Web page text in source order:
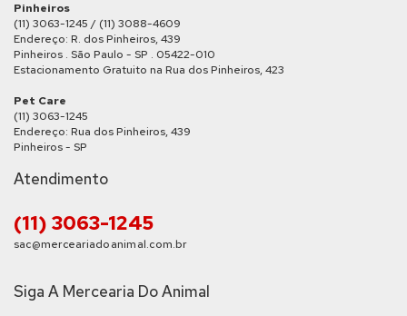
Pinheiros
(11) 3063-1245 / (11) 3088-4609
Endereço: R. dos Pinheiros, 439
Pinheiros . São Paulo - SP . 05422-010
Estacionamento Gratuito na Rua dos Pinheiros, 423
Pet Care
(11) 3063-1245
Endereço: Rua dos Pinheiros, 439
Pinheiros - SP
Atendimento
(11) 3063-1245
sac@merceariadoanimal.com.br
Siga A Mercearia Do Animal